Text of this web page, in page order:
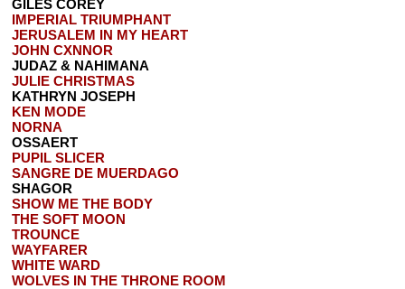
GILES COREY
IMPERIAL TRIUMPHANT
JERUSALEM IN MY HEART
JOHN CXNNOR
JUDAZ & NAHIMANA
JULIE CHRISTMAS
KATHRYN JOSEPH
KEN MODE
NORNA
OSSAERT
PUPIL SLICER
SANGRE DE MUERDAGO
SHAGOR
SHOW ME THE BODY
THE SOFT MOON
TROUNCE
WAYFARER
WHITE WARD
WOLVES IN THE THRONE ROOM